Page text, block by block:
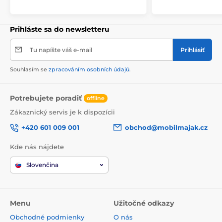
nosíte stále so sebou. Preto majú ultraľahkú
konštrukciu, ktorávás nebude obťažovať ani pri
športovaní. Perfektne sedia v uchu, takže sa nemusíte
ranného budíka až po večerný tréning.
Prihláste sa do newsletteru
Tu napíšte váš e-mail Prihlásiť
Souhlasím se zpracováním osobních údajů.
Potrebujete poradiť offline
Zákaznický servis je k dispozícii
+420 601 009 001
obchod@mobilmajak.cz
Kde nás nájdete
Slovenčina
Menu
Obchodné podmienky
Užitočné odkazy
O nás